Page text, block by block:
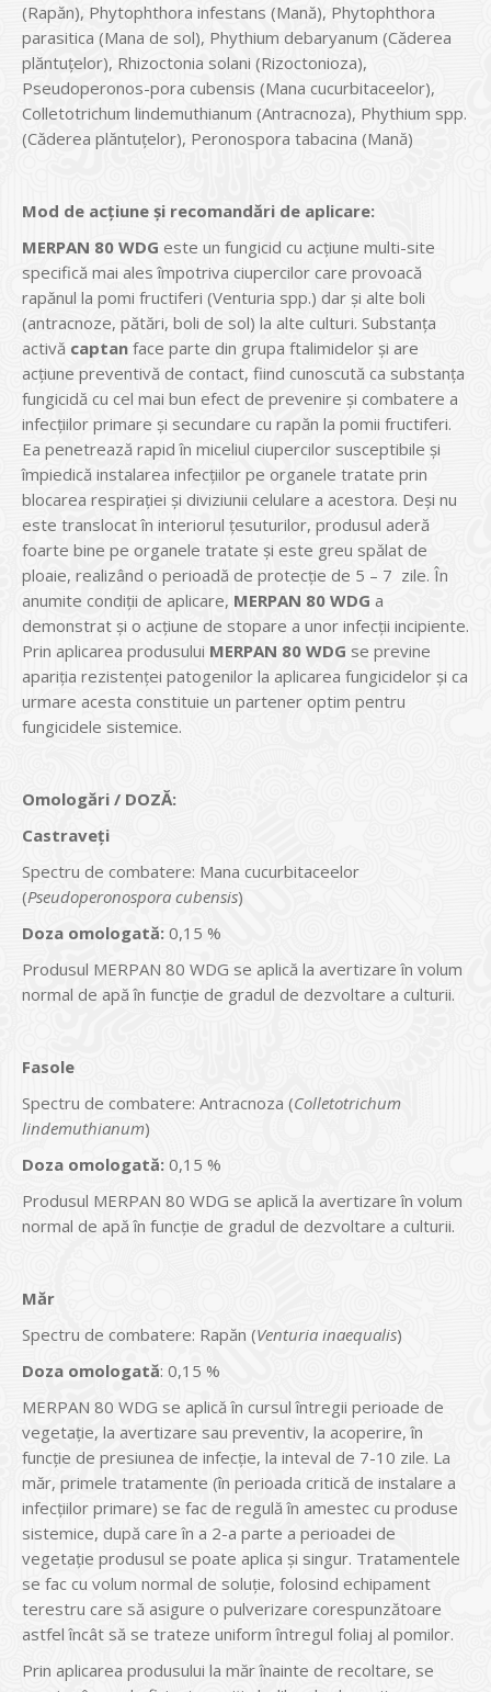
(Rapăn), Phytophthora infestans (Mană), Phytophthora
parasitica (Mana de sol), Phythium debaryanum (Căderea
plăntuţelor), Rhizoctonia solani (Rizoctonioza),
Pseudoperonos-pora cubensis (Mana cucurbitaceelor),
Colletotrichum lindemuthianum (Antracnoza), Phythium spp.
(Căderea plăntuţelor), Peronospora tabacina (Mană)
Mod de acțiune și recomandări de aplicare:
MERPAN 80 WDG este un fungicid cu acţiune multi-site
specifică mai ales împotriva ciupercilor care provoacă
rapănul la pomi fructiferi (Venturia spp.) dar şi alte boli
(antracnoze, pătări, boli de sol) la alte culturi. Substanţa
activă captan face parte din grupa ftalimidelor şi are
acţiune preventivă de contact, fiind cunoscută ca substanţa
fungicidă cu cel mai bun efect de prevenire şi combatere a
infecţiilor primare şi secundare cu rapăn la pomii fructiferi.
Ea penetrează rapid în miceliul ciupercilor susceptibile şi
împiedică instalarea infecţiilor pe organele tratate prin
blocarea respiraţiei şi diviziunii celulare a acestora. Deşi nu
este translocat în interiorul ţesuturilor, produsul aderă
foarte bine pe organele tratate şi este greu spălat de
ploaie, realizând o perioadă de protecţie de 5 – 7 zile. În
anumite condiţii de aplicare, MERPAN 80 WDG a
demonstrat şi o acţiune de stopare a unor infecţii incipiente.
Prin aplicarea produsului MERPAN 80 WDG se previne
apariţia rezistenţei patogenilor la aplicarea fungicidelor şi ca
urmare acesta constituie un partener optim pentru
fungicidele sistemice.
Omologări / DOZĂ:
Castraveţi
Spectru de combatere: Mana cucurbitaceelor
(Pseudoperonospora cubensis)
Doza omologată: 0,15 %
Produsul MERPAN 80 WDG se aplică la avertizare în volum
normal de apă în funcţie de gradul de dezvoltare a culturii.
Fasole
Spectru de combatere: Antracnoza (Colletotrichum
lindemuthianum)
Doza omologată: 0,15 %
Produsul MERPAN 80 WDG se aplică la avertizare în volum
normal de apă în funcţie de gradul de dezvoltare a culturii.
Măr
Spectru de combatere: Rapăn (Venturia inaequalis)
Doza omologată: 0,15 %
MERPAN 80 WDG se aplică în cursul întregii perioade de
vegetaţie, la avertizare sau preventiv, la acoperire, în
funcţie de presiunea de infecţie, la inteval de 7-10 zile. La
măr, primele tratamente (în perioada critică de instalare a
infecţiilor primare) se fac de regulă în amestec cu produse
sistemice, după care în a 2-a parte a perioadei de
vegetaţie produsul se poate aplica şi singur. Tratamentele
se fac cu volum normal de soluţie, folosind echipament
terestru care să asigure o pulverizare corespunzătoare
astfel încât să se trateze uniform întregul foliaj al pomilor.
Prin aplicarea produsului la măr înainte de recoltare, se